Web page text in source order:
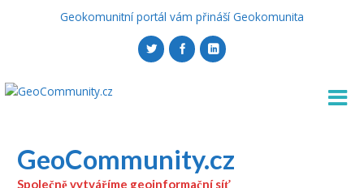
Geokomunitní portál vám přináší Geokomunita
GeoCommunity.cz
Společně vytváříme geoinformační síť